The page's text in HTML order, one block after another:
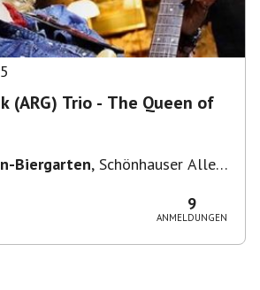
(ARG) Trio - The Queen of
Biergarten, Schönhauser Allee
9
ANMELDUNGEN